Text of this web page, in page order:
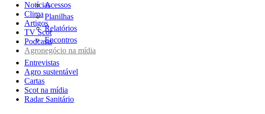
Acessos
Planilhas
Relatórios
Encontros
Notícias
Clima
Artigos
TV Scot
Podcasts
Agronegócio na mídia
Entrevistas
Agro sustentável
Cartas
Scot na mídia
Radar Sanitário